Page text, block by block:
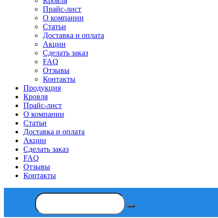
Прайс-лист
О компании
Статьи
Доставка и оплата
Акции
Сделать заказ
FAQ
Отзывы
Контакты
Продукция
Кровля
Прайс-лист
О компании
Статьи
Доставка и оплата
Акции
Сделать заказ
FAQ
Отзывы
Контакты